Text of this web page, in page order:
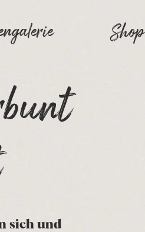
Shop
sich und